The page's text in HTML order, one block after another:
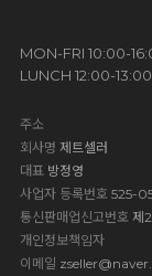
MON-FRI 10:00-
LUNCH 12:00-13:00
주소
회사명 제트셀러
대표방정영
사업자 등록번호 525-
통신판매업신고번호 제
개인정보책임자
이메일